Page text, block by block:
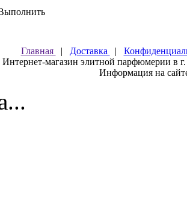
Главная | Доставка |
Интернет-магазин элитной парфюмерии в
Информация на